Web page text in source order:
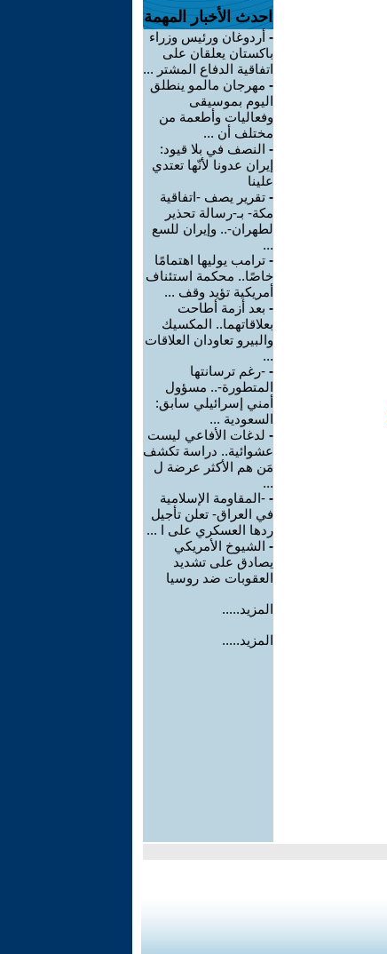
احدث الأخبار المهمة
- أردوغان ورئيس وزراء
باكستان يعلقان على
اتفاقية الدفاع المشتر ...
- مهرجان مالمو ينطلق
اليوم بموسيقى
وفعاليات وأطعمة من
مختلف أن ...
- النصف في بلا قيود:
إيران عدونا لأنّها تعتدي
علينا
- تقرير يصف -اتفاقية
مكة- بـ-رسالة تحذير
لطهران-.. وإيران للسع
...
- ترامب يوليها اهتمامًا
خاصًا.. محكمة استئناف
أمريكية تؤيد وقف ...
- بعد أزمة أطاحت
بعلاقاتهما.. المكسيك
والبيرو تعاودان العلاقات
...
- -رغم ترسانتها
المتطورة-.. مسؤول
أمني إسرائيلي سابق:
السعودية ...
- لدغات الأفاعي ليست
عشوائية.. دراسة تكشف
مَن هم الأكثر عرضة ل
...
- -المقاومة الإسلامية
في العراق- تعلن تأجيل
ردها العسكري على ا ...
- الشيوخ الأمريكي
يصادق على تشديد
العقوبات ضد روسيا
المزيد.....
المزيد.....